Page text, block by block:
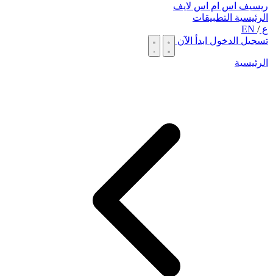
ريسيف اس ام اس لايف
الرئيسية التطبيقات
ع/
تسجيل الدخول ابدأ الآن
الرئيسية